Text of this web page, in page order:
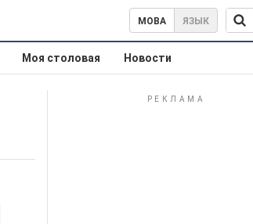
МОВА ЯЗЫК
Моя столовая Новости